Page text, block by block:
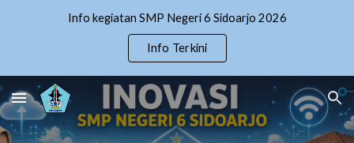
Skip to main content Skip to navigation
Info kegiatan SMP Negeri 6 Sidoarjo 2026
Info Terkini